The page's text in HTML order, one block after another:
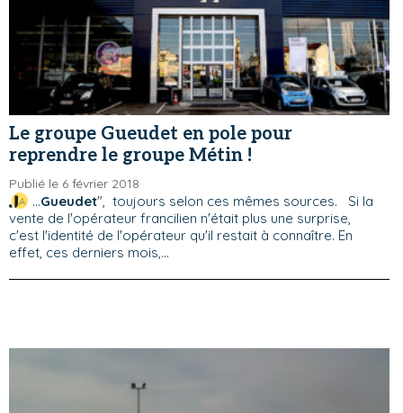
Le groupe Gueudet en pole pour
reprendre le groupe Métin !
Publié le 6 février 2018
...Gueudet", toujours selon ces mêmes sources. Si la
vente de l'opérateur francilien n'était plus une surprise,
c'est l'identité de l'opérateur qu'il restait à connaître. En
effet, ces derniers mois,...